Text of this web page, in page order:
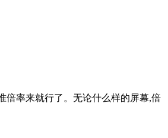
倍率来就行了。无论什么样的屏幕,倍